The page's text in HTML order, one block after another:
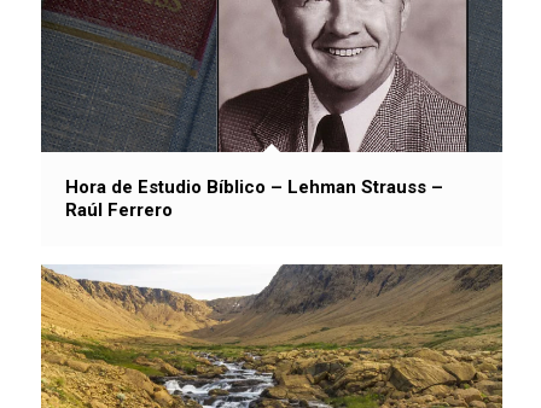
Hora de Estudio Bíblico – Lehman Strauss –
Raúl Ferrero